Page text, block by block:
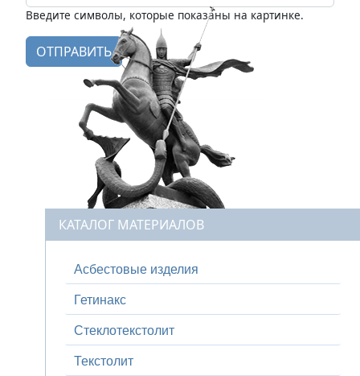
Введите символы, которые показаны на картинке.
КАТАЛОГ МАТЕРИАЛОВ
Асбестовые изделия
Гетинакс
Стеклотекстолит
Текстолит